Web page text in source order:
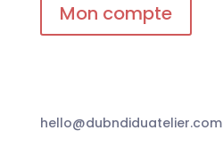
Mon compte
hello@dubndiduatelier.com